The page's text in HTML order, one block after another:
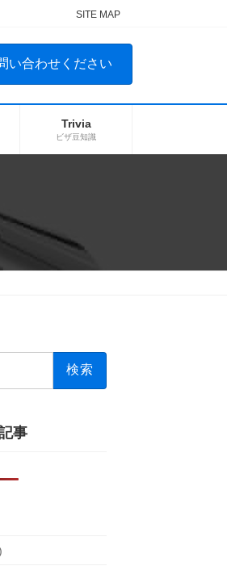
SITE MAP
い合わせください
Trivia
ビザ豆知識
事